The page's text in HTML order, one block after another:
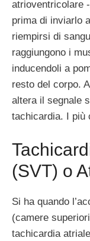
atrioventricolare
prima di inviarlo
riempirsi di
raggiungono i
inducendoli a
resto del corpo.
altera il segnale
tachicardia. I più
(SVT) o
Si ha quando
(camere
tachicardia